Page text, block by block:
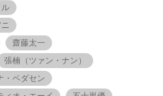
齋藤太一
張楠（ツァン・ナン）
・ペダセン